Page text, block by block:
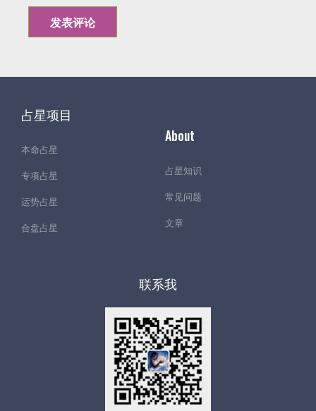
占星项目
本命占星
专项占星
运势占星
合盘占星
About
占星知识
常见问题
文章
联系我